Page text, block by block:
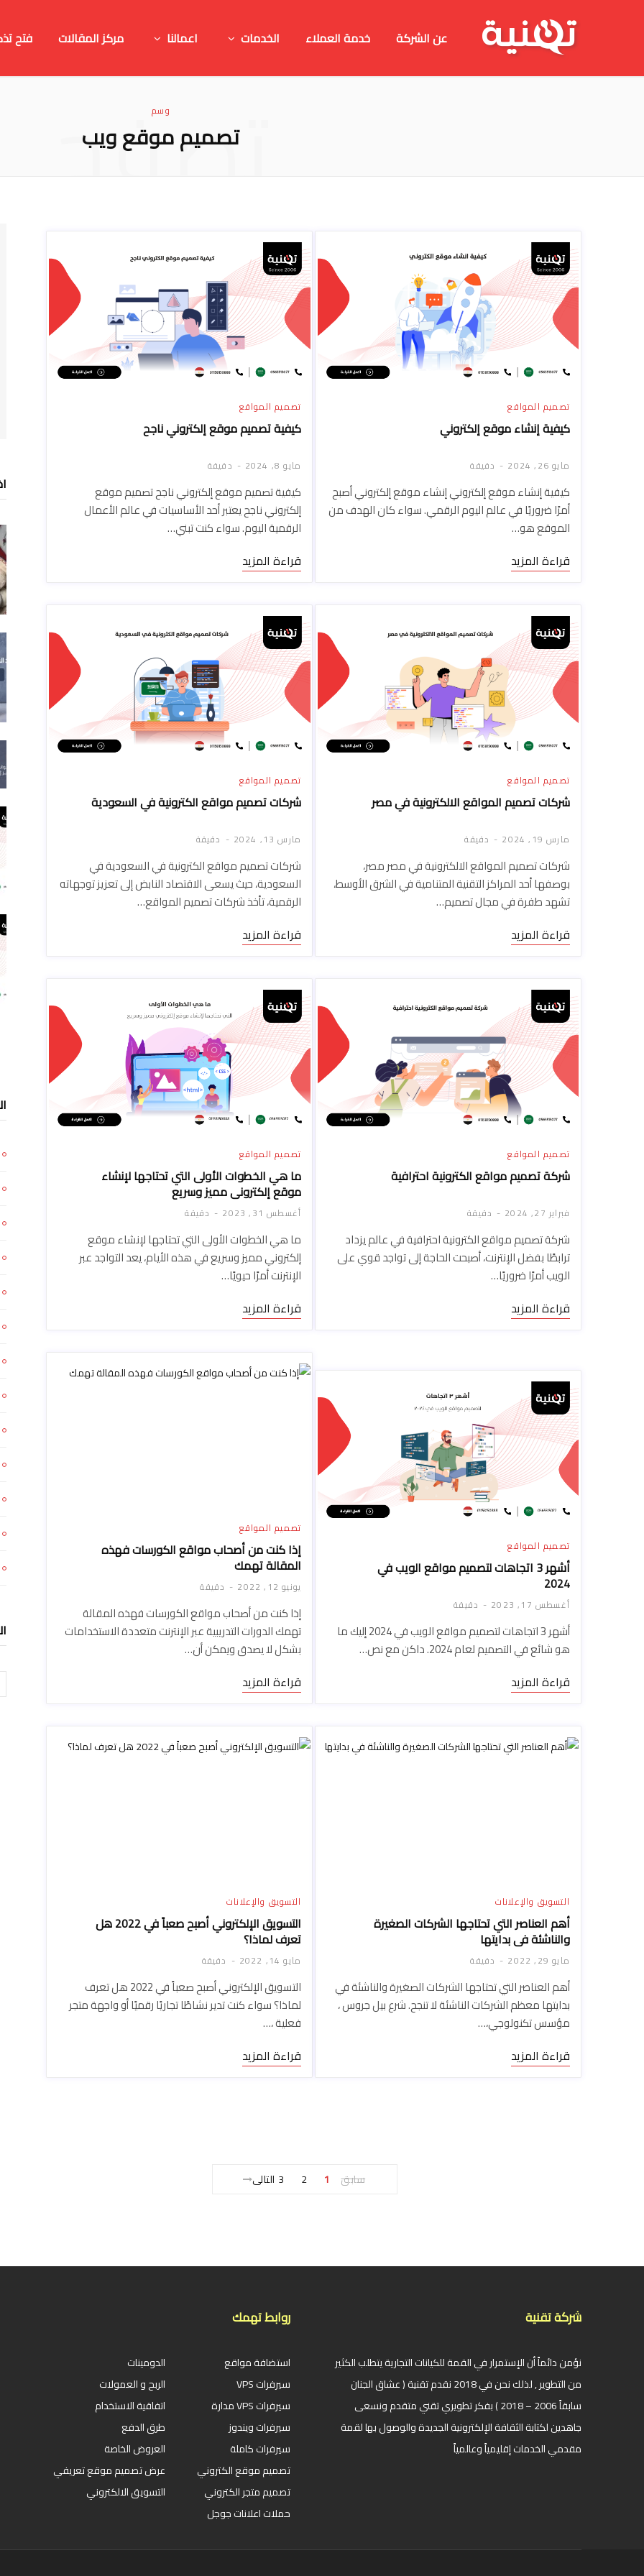
عن الشركة خدمة العملاء الخدمات اعمالنا مركز المقالات فتح
وسم
تصميم موقع ويب
تصفح
تصميم المواقع
كيفية إنشاء موقع إلكتروني
مايو 26, 2024 دقيقة
كيفية إنشاء موقع إلكتروني إنشاء موقع إلكتروني أصبح
أمرًا ضروريًا في عالم اليوم الرقمي. سواء كان الهدف من
الموقع هو…
قراءة المزيد
تصميم المواقع
كيفية تصميم موقع إلكتروني ناجح
مايو 8, 2024 دقيقة
كيفية تصميم موقع إلكتروني ناجح تصميم موقع
إلكتروني ناجح يعتبر أحد الأساسيات في عالم الأعمال
الرقمية اليوم. سواء كنت تبني…
قراءة المزيد
تصميم المواقع
شركات تصميم المواقع الالكترونية في مصر
مارس 19, 2024 دقيقة
شركات تصميم المواقع الالكترونية في مصر مصر،
بوصفها أحد المراكز التقنية المتنامية في الشرق الأوسط،
تشهد طفرة في مجال تصميم…
قراءة المزيد
تصميم المواقع
شركات تصميم مواقع الكترونية في السعودية
مارس 13, 2024 دقيقة
شركات تصميم مواقع الكترونية في السعودية في
السعودية، حيث يسعى الاقتصاد النابض إلى تعزيز توجهاته
الرقمية، تأخذ شركات تصميم المواقع…
قراءة المزيد
تصميم المواقع
شركة تصميم مواقع الكترونية احترافية
فبراير 27, 2024 دقيقة
شركة تصميم مواقع الكترونية احترافية في عالم يزداد
ترابطًا بفضل الإنترنت، أصبحت الحاجة إلى تواجد قوي على
الويب أمرًا ضروريًا…
قراءة المزيد
تصميم المواقع
ما هي الخطوات الأولى التي تحتاجها لإنشاء
موقع إلكتروني مميز وسريع
أغسطس 31, 2023 دقيقة
ما هي الخطوات الأولى التي تحتاجها لإنشاء موقع
إلكتروني مميز وسريع في هذه الأيام، يعد التواجد عبر
الإنترنت أمرًا حيويًا…
قراءة المزيد
تصميم المواقع
أشهر 3 اتجاهات لتصميم مواقع الويب في
2024
أغسطس 17, 2023 دقيقة
أشهر 3 اتجاهات لتصميم مواقع الويب في 2024 إليك ما
هو شائع في التصميم لعام 2024. داكن مع نص…
قراءة المزيد
تصميم المواقع
إذا كنت من أصحاب مواقع الكورسات فهذه
المقالة تهمك
يونيو 12, 2022 دقيقة
إذا كنت من أصحاب مواقع الكورسات فهذه المقالة
تهمك الدورات التدريبية عبر الإنترنت متعددة الاستخدامات
بشكل لا يصدق ويمكن أن…
قراءة المزيد
التسويق والإعلانات
أهم العناصر التي تحتاجها الشركات الصغيرة
والناشئة في بدايتها
مايو 29, 2022 دقيقة
أهم العناصر التي تحتاجها الشركات الصغيرة والناشئة في
بدايتها معظم الشركات الناشئة لا تنجح. شرع بيل جروس ،
مؤسس تكنولوجي،…
قراءة المزيد
التسويق والإعلانات
التسويق الإلكتروني أصبح صعباً في 2022 هل
تعرف لماذا؟
مايو 14, 2022 دقيقة
التسويق الإلكتروني أصبح صعباً في 2022 هل تعرف
لماذا؟ سواء كنت تدير نشاطًا تجاريًا رقميًا أو واجهة متجر
فعلية ،…
قراءة المزيد
سابق 1
2
3 التالى
شركة تقنية
نؤمن دائماً أن الإستمرار في القمة للكيانات التجارية يتطلب الكثير
من التطوير , لذلك نحن في 2018 نقدم تقنية ( عشاق الجنان
سابقاً 2006 – 2018 ) بفكر تطويري تقني متقدم ونسعى
جاهدين لكتابة الثقافة الإلكترونية الجديدة والوصول بها لقمة
مقدمي الخدمات إقليمياً وعالمياً
روابط تهمك
استضافة مواقع
سيرفرات VPS
سيرفرات VPS مدارة
سيرفرات ويندوز
سيرفرات كاملة
تصميم موقع الكتروني
تصميم متجر الكتروني
حملات اعلانات جوجل
الدومينات
الربح و العمولات
اتفاقية الاستخدام
طرق الدفع
العروض الخاصة
عرض تصميم موقع تعريفي
التسويق الالكتروني